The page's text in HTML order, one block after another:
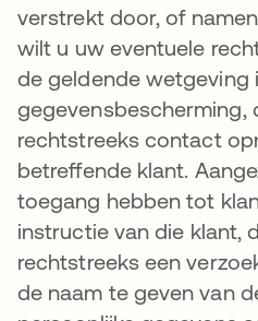
verstrekt door, of
wilt u uw eventuele
de geldende wetgeving
gegevensbescherming,
rechtstreeks contact
betreffende klant.
toegang hebben tot
instructie van die klant,
rechtstreeks een
de naam te geven van